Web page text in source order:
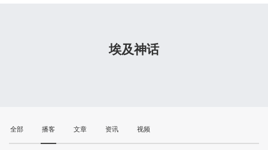
埃及神话
全部 播客 文章 资讯 视频